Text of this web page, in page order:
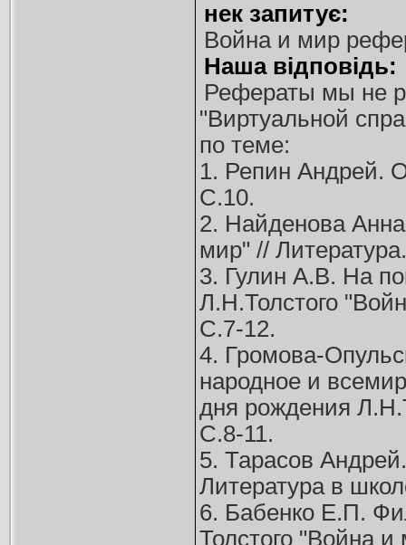
нек запитує:
Война и мир
Наша відповідь:
Рефераты мы не
"Виртуальной
по теме:
1. Репин Андрей.
С.10.
2. Найденова
мир" //
3. Гулин А.В. На
Л.Н.Толстого
С.7-12.
4. Громова-
народное и
дня рождения
С.8-11.
5. Тарасов
Литература в
6. Бабенко Е.П.
Толстого "Война